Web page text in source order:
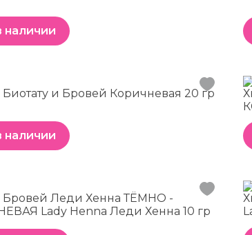
наличии
и Бровей Коричневая 20 гр
наличии
Бровей Леди Хенна ТЁМНО -
Lady Henna Леди Хенна 10 гр